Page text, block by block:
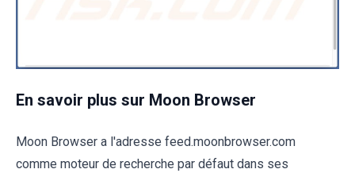
En savoir plus sur Moon Browser
Moon Browser a l'adresse feed.moonbrowser.com
comme moteur de recherche par défaut dans ses